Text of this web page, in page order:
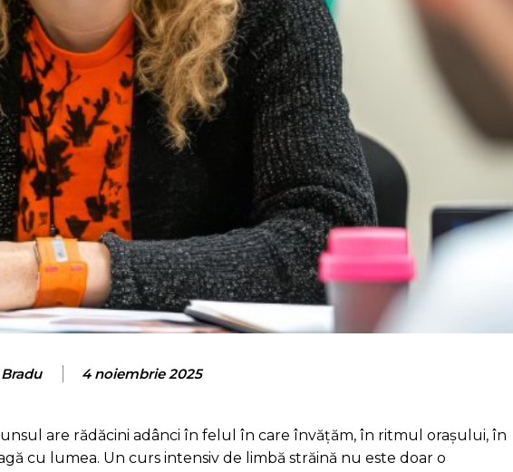
4 noiembrie 2025
are rădăcini adânci în felul în care învățăm, în ritmul orașului, în
cu lumea. Un curs intensiv de limbă străină nu este doar o